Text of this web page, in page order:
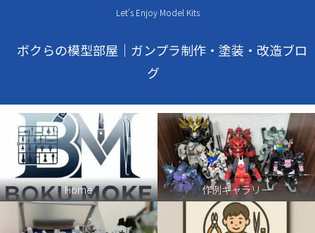
Let's Enjoy Model Kits
ボクらの模型部屋｜ガンプラ制作・塗装・改造ブロ
グ
Home 作例ギャラリー